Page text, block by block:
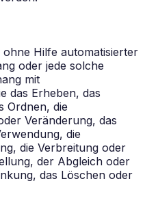
Hilfe automatisierter
oder jede solche
mit
das Erheben, das
Ordnen, die
Veränderung, das
die
die Verbreitung oder
der Abgleich oder
das Löschen oder